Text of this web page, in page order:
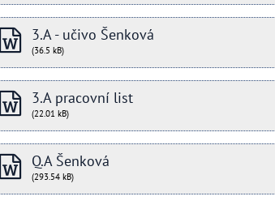
3.A - učivo Šenková
(36.5 kB)
3.A pracovní list
(22.01 kB)
Q.A Šenková
(293.54 kB)